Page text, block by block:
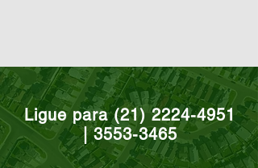
Ligue para(21) 2224-4951
|3553-3465